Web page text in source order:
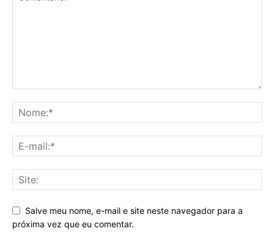
Salve meu nome, e-mail e site neste navegador para a
próxima vez que eu comentar.